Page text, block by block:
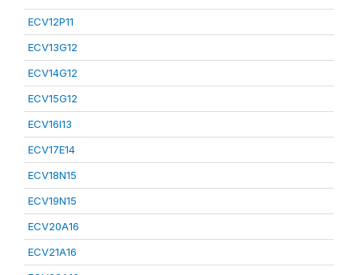
ECV12P11
ECV13G12
ECV14G12
ECV15G12
ECV16I13
ECV17E14
ECV18N15
ECV19N15
ECV20A16
ECV21A16